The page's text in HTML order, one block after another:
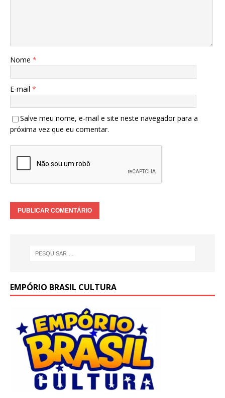
Nome *
E-mail *
Salve meu nome, e-mail e site neste navegador para a
próxima vez que eu comentar.
EMPÓRIO BRASIL CULTURA